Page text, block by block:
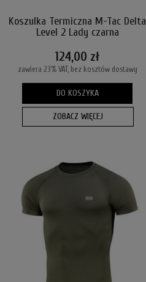
Koszulka Termiczna M-Tac Delta
Level 2 Lady czarna
124,00 zł
zawiera 23% VAT, bez kosztów dostawy
DO KOSZYKA
ZOBACZ WIĘCEJ